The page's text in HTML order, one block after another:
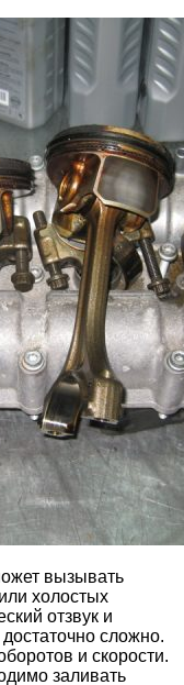
вызывать
холостых
отзвук и
сложно.
и скорости.
заливать